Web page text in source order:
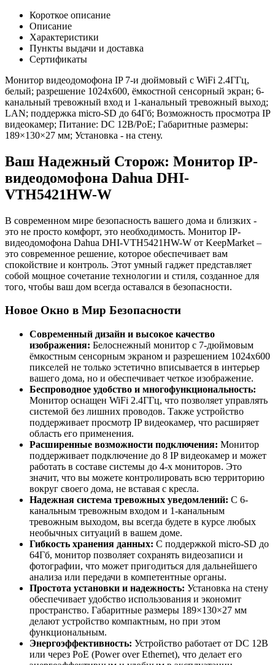
Короткое описание
Описание
Характеристики
Пункты выдачи и доставка
Сертификаты
Монитор видеодомофона IP 7-и дюймовый с WiFi 2.4ГГц,
белый; разрешение 1024x600, ёмкостной сенсорный экран; 6-
канальный тревожный вход и 1-канальный тревожный выход;
LAN; поддержка micro-SD до 64Гб; Возможность просмотра IP
видеокамер; Питание: DC 12В/PoE; Габаритные размеры:
189×130×27 мм; Установка - на стену.
Ваш Надежный Сторож: Монитор IP-
видеодомофона Dahua DHI-
VTH5421HW-W
В современном мире безопасность вашего дома и близких -
это не просто комфорт, это необходимость. Монитор IP-
видеодомофона Dahua DHI-VTH5421HW-W от KeepMarket –
это современное решение, которое обеспечивает вам
спокойствие и контроль. Этот умный гаджет представляет
собой мощное сочетание технологии и стиля, созданное для
того, чтобы ваш дом всегда оставался в безопасности.
Новое Окно в Мир Безопасности
Современный дизайн и высокое качество
изображения: Белоснежный монитор с 7-дюймовым
ёмкостным сенсорным экраном и разрешением 1024x600
пикселей не только эстетично вписывается в интерьер
вашего дома, но и обеспечивает четкое изображение.
Беспроводное удобство и многофункциональность:
Монитор оснащен WiFi 2.4ГГц, что позволяет управлять
системой без лишних проводов. Также устройство
поддерживает просмотр IP видеокамер, что расширяет
область его применения.
Расширенные возможности подключения: Монитор
поддерживает подключение до 8 IP видеокамер и может
работать в составе системы до 4-х мониторов. Это
значит, что вы можете контролировать всю территорию
вокруг своего дома, не вставая с кресла.
Надежная система тревожных уведомлений: С 6-
канальным тревожным входом и 1-канальным
тревожным выходом, вы всегда будете в курсе любых
необычных ситуаций в вашем доме.
Гибкость хранения данных: С поддержкой micro-SD до
64Гб, монитор позволяет сохранять видеозаписи и
фотографии, что может пригодиться для дальнейшего
анализа или передачи в компетентные органы.
Простота установки и надежность: Установка на стену
обеспечивает удобство использования и экономит
пространство. Габаритные размеры 189×130×27 мм
делают устройство компактным, но при этом
функциональным.
Энергоэффективность: Устройство работает от DC 12В
или через PoE (Power over Ethernet), что делает его